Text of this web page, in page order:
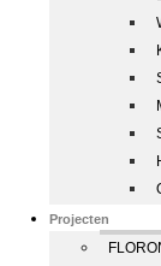
Projecten